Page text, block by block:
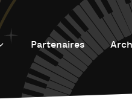
photos
Partenaires